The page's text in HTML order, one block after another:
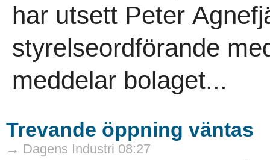
har utsett Peter
styrelseordförande
meddelar bolaget...
Trevande öppning väntas
→ Dagens Industri 08:27